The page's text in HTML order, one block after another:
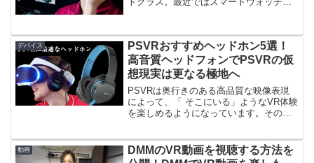
す。ここでは、注目の未来アイテムスマ
ートグラスについて特集し...
デバイス
PSVRおすすめヘッドホン5選！
高音質ヘッドフォンでPSVRの仮
想現実は更なる極地へ
PSVRは奥行きのある高品質な映像表現
によって、「 そこにいる」ようなVR体験
を楽しめるようになっています。その映
になります。今回は、より臨場感の高い
VR体験が楽しめる...
動画
DMMのVR動画を視聴する方法を